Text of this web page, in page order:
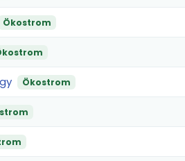
Ökostrom
Ökostrom